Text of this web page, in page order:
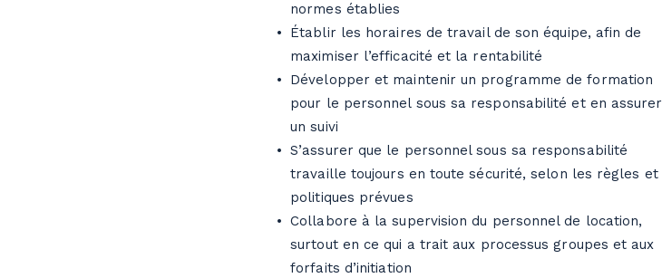
normes établies
Établir les horaires de travail de son équipe, afin de
maximiser l’efficacité et la rentabilité
Développer et maintenir un programme de formation
pour le personnel sous sa responsabilité et en assurer
un suivi
S’assurer que le personnel sous sa responsabilité
travaille toujours en toute sécurité, selon les règles et
politiques prévues
Collabore à la supervision du personnel de location,
surtout en ce qui a trait aux processus groupes et aux
forfaits d’initiation